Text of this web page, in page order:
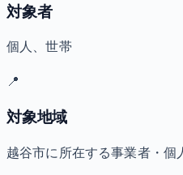
対象者
個人、世帯
📍
対象地域
越谷市に所在する事業者・個